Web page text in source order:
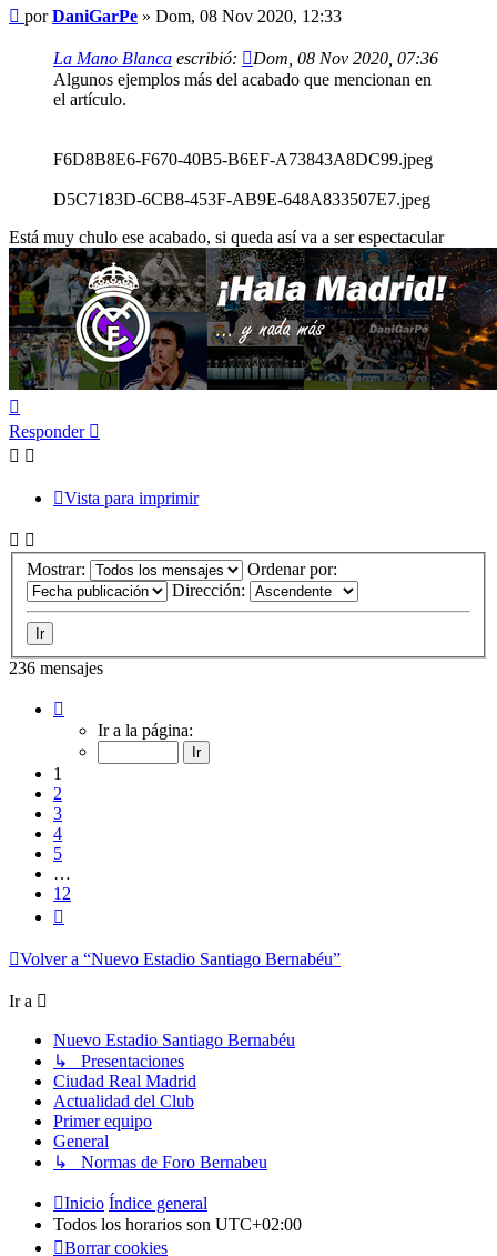
Mensaje
porDaniGarPe » Dom, 08 Nov 2020, 12:33
La Mano Blanca escribió:
Dom, 08 Nov 2020, 07:36
Algunos ejemplos más del acabado que mencionan en
el artículo.
F6D8B8E6-F670-40B5-B6EF-A73843A8DC99.jpeg
D5C7183D-6CB8-453F-AB9E-648A833507E7.jpeg
Está muy chulo ese acabado, si queda así va a ser espectacular
Responder
Vista para imprimir
Mostrar:
Ordenar por:
Dirección:
236 mensajes
Ir a la página:
1
2
3
4
5
…
12
Volver a “Nuevo Estadio Santiago Bernabéu”
Ir a
Nuevo Estadio Santiago Bernabéu
↳ Presentaciones
Ciudad Real Madrid
Actualidad del Club
Primer equipo
General
↳ Normas de Foro Bernabeu
Inicio Índice general
Todos los horarios son UTC+02:00
Borrar cookies